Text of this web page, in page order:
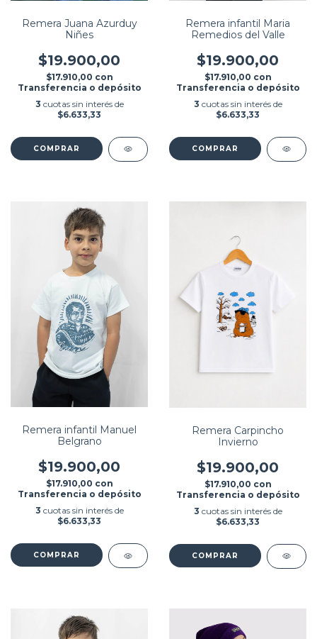
Remera Juana Azurduy
Niñes
$19.900,00
$17.910,00 con
Transferencia o depósito
3 cuotas sin interés de
$6.633,33
COMPRAR
Remera infantil Maria
Remedios del Valle
$19.900,00
$17.910,00 con
Transferencia o depósito
3 cuotas sin interés de
$6.633,33
COMPRAR
Remera infantil Manuel
Belgrano
$19.900,00
$17.910,00 con
Transferencia o depósito
3 cuotas sin interés de
$6.633,33
COMPRAR
Remera Carpincho
Invierno
$19.900,00
$17.910,00 con
Transferencia o depósito
3 cuotas sin interés de
$6.633,33
COMPRAR